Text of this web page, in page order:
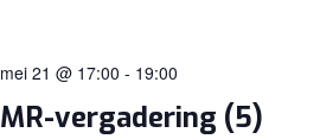
MR-vergadering (5)
mei 21 @ 17:00 - 19:00